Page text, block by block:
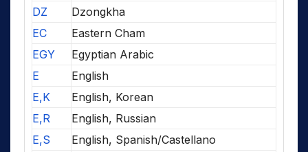
DZ
Dzongkha
EC
Eastern Cham
EGY
Egyptian Arabic
E
English
E,K
English, Korean
E,R
English, Russian
E,S
English, Spanish/Castellano